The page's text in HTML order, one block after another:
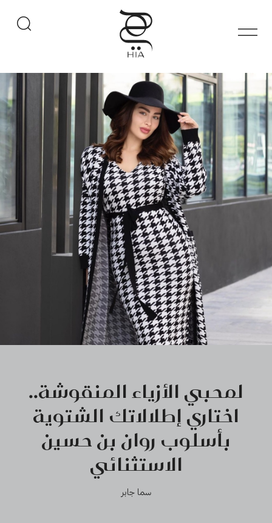
لمحبي الأزياء المنقوشة..
اختاري إطلالاتك الشتوية
بأسلوب روان بن حسين
الاستثنائي
سما جابر